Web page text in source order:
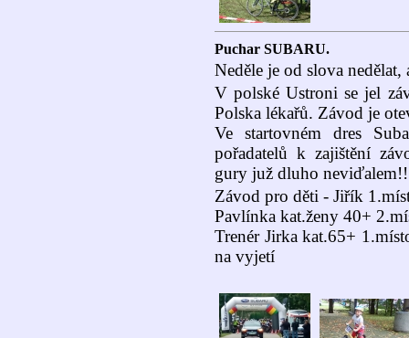
Puchar SUBARU.
Neděle je od slova
V polské Ustroni se jel
Polska lékařů. Závod je
Ve startovném dres
pořadatelů k zajištění
gury juž dluho
Závod pro děti - Jiřík
Pavlínka kat.ženy 40+
Trenér Jirka kat.65+
na vyjetí